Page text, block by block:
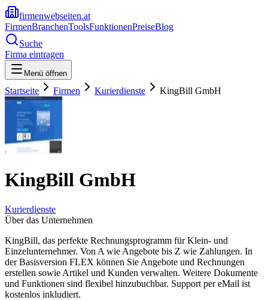
firmenwebseiten.at
FirmenBranchenToolsFunktionenPreiseBlog
Suche
Firma eintragen
Menü öffnen
Startseite Firmen Kurierdienste KingBill GmbH
KingBill GmbH
Kurierdienste
Über das Unternehmen
KingBill, das perfekte Rechnungsprogramm für Klein- und
Einzelunternehmer. Von A wie Angebote bis Z wie Zahlungen. In
der Basisversion FLEX können Sie Angebote und Rechnungen
erstellen sowie Artikel und Kunden verwalten. Weitere Dokumente
und Funktionen sind flexibel hinzubuchbar. Support per eMail ist
kostenlos inkludiert.